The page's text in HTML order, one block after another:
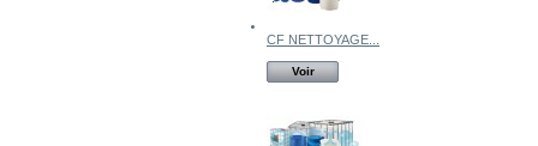
CF NETTOYAGE...
Voir